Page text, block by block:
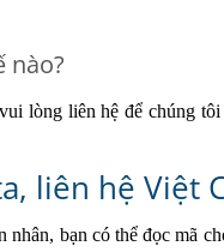
nào?
lòng liên hệ để chúng
liên hệ Việt
nhân, bạn có thể đọc mã